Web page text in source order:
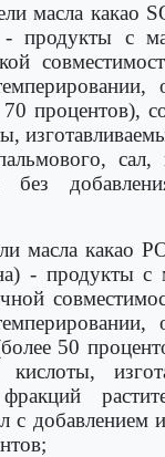
масла какао
- продукты с
70 процентов),
без
масла какао
- продукты
50
кислоты,
с